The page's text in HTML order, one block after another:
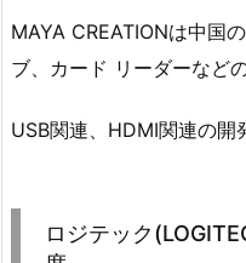
MAYA CREATIONは中国
ブ、カード リーダーなど
USB関連、HDMI関連の開
ロジテック